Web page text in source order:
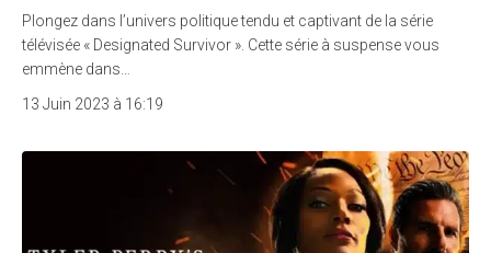
Plongez dans l’univers politique tendu et captivant de la série
télévisée « Designated Survivor ». Cette série à suspense vous
emmène dans…
13 Juin 2023 à 16:19